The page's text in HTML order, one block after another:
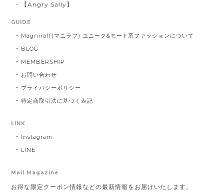
【Angry Sally】
GUIDE
Magniraff(マニラフ) ユニーク&モード系ファッションについて
BLOG
MEMBERSHIP
お問い合わせ
プライバシーポリシー
特定商取引法に基づく表記
LINK
Instagram
LINE
Mail Magazine
お得な限定クーポン情報などの最新情報をお届けいたします。